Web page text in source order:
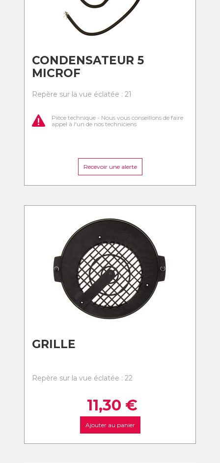
CONDENSATEUR 5
MICROF
Repère sur la vue éclatée : 21
Pièce technique - Nous vous conseillons de faire
appel à l'un de nos techniciens
Recevoir une alerte
GRILLE
Repère sur la vue éclatée : 22
11,30 €
Ajouter au panier